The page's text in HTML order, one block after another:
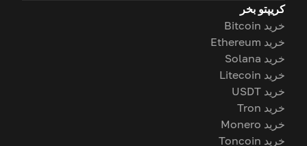
کریپتو بخر
خرید Bitcoin
خرید Ethereum
خرید Solana
خرید Litecoin
خرید USDT
خرید Tron
خرید Monero
خرید Toncoin